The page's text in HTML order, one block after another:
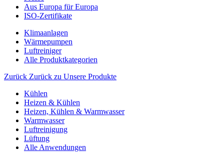
Aus Europa für Europa
ISO-Zertifikate
Klimaanlagen
Wärmepumpen
Luftreiniger
Alle Produktkategorien
Zurück Zurück zu Unsere Produkte
Kühlen
Heizen & Kühlen
Heizen, Kühlen & Warmwasser
Warmwasser
Luftreinigung
Lüftung
Alle Anwendungen